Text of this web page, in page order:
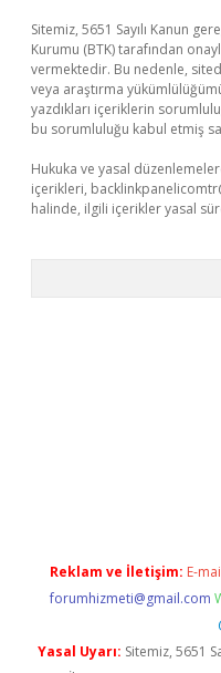
Sitemiz, 5651 Sayılı Kanun
Kurumu (BTK) tarafından
vermektedir. Bu nedenle,
veya araştırma
yazdıkları içeriklerin
bu sorumluluğu kabul etmiş
Hukuka ve yasal
içerikleri,
halinde, ilgili içerikler yasal
Reklam ve İletişim: E-
forumhizmeti@gmail.com
Yasal Uyarı: Sitemiz, 5651